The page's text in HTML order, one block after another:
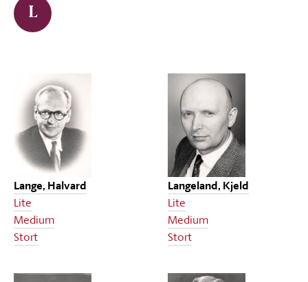
L
Lange, Halvard
Lite
Medium
Stort
Langeland, Kjeld
Lite
Medium
Stort